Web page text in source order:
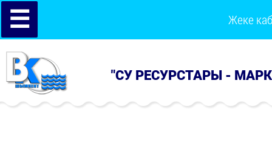
☰ Жеке
"СУ РЕСУРСТАРЫ -